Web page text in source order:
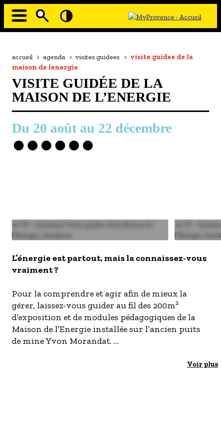
Aller
principale
À MOI LA CULTURE
AU GRAND AIR
PASSEZ À TABLE
SOUS TOUTES LES COUTUMES
TOURISME ET HANDICAP
S'inscrire à nos newsletters
Fil
d'Ariane
accueil > agenda > visites guidees > visite guidee de la
maison de lenergie
VISITE GUIDÉE DE LA
MAISON DE L’ENERGIE
20 août au 22 décembre
Image
© OT - Gardanne Visite guidée de la Maison de
l’Energie_Gardanne
Image
© OT -
L’énergie est partout, mais la connaissez-vous
vraiment ?
Pour la comprendre et agir afin de mieux la
gérer, laissez-vous guider au fil des 200m²
d’exposition et de modules pédagogiques de la
Maison de l’Energie installée sur l’ancien puits
de mine Yvon Morandat.
Reconverti en lieu de production géothermiqueVoir plus